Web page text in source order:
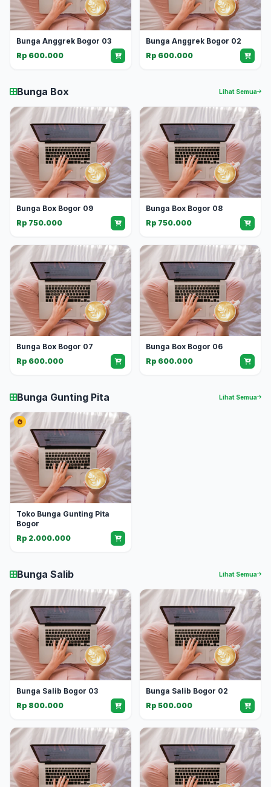
Bunga Anggrek Bogor 03
Rp 600.000
Bunga Anggrek Bogor 02
Rp 600.000
Bunga Box Lihat Semua
Bunga Box Bogor 09
Rp 750.000
Bunga Box Bogor 08
Rp 750.000
Bunga Box Bogor 07
Rp 600.000
Bunga Box Bogor 06
Rp 600.000
Bunga Gunting Pita Lihat Semua
Toko Bunga Gunting Pita
Bogor
Rp 2.000.000
Bunga Salib Lihat Semua
Bunga Salib Bogor 03
Rp 800.000
Bunga Salib Bogor 02
Rp 500.000